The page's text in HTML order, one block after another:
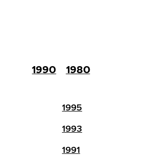
1990
1980
1995
1993
1991